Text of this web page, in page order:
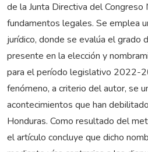
de la Junta Directiva del Congreso
fundamentos legales. Se emplea
jurídico, donde se evalúa el grado
presente en la elección y
para el período legislativo 2022-
fenómeno, a criterio del autor, se
acontecimientos que han
Honduras. Como resultado del
el artículo concluye que dicho